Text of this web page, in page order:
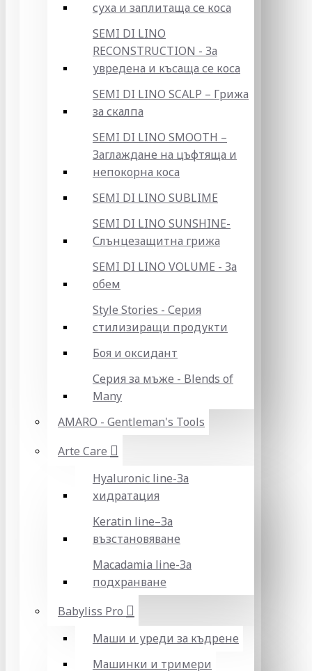
суха и заплитаща се коса
SEMI DI LINO
RECONSTRUCTION - За
увредена и късаща се коса
SEMI DI LINO SCALP – Грижа
за скалпа
SEMI DI LINO SMOOTH –
Заглаждане на цъфтяща и
непокорна коса
SEMI DI LINO SUBLIME
SEMI DI LINO SUNSHINE-
Слънцезащитна грижа
SEMI DI LINO VOLUME - За
обем
Style Stories - Серия
стилизиращи продукти
Боя и оксидант
Серия за мъже - Blends of
Many
AMARO - Gentleman's Tools
Arte Care
Hyaluronic line-За
хидратация
Keratin line–За
възстановяване
Macadamia line-За
подхранване
Babyliss Pro
Маши и уреди за къдрене
Машинки и тримери